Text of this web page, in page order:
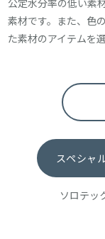
公定水分率の低い素
素材です。また、色
た素材のアイテムを
スペシャ
ソロテッ